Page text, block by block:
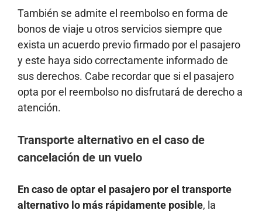
También se admite el reembolso en forma de
bonos de viaje u otros servicios siempre que
exista un acuerdo previo firmado por el pasajero
y este haya sido correctamente informado de
sus derechos. Cabe recordar que si el pasajero
opta por el reembolso no disfrutará de derecho a
atención.
Transporte alternativo en el caso de
cancelación de un vuelo
En caso de optar el pasajero por el transporte
alternativo lo más rápidamente posible, la